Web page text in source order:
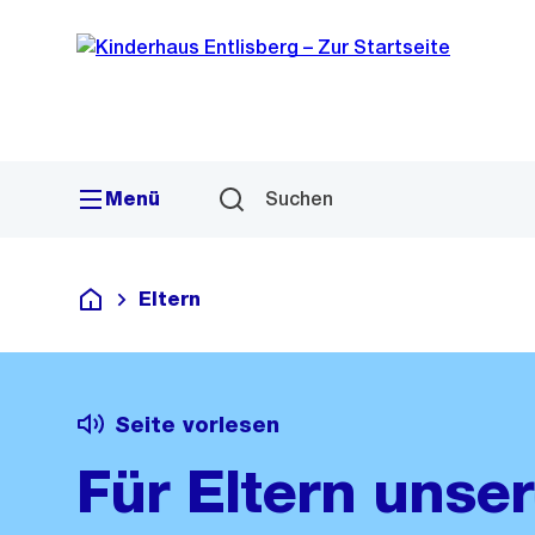
Navigation
Sprunglink
Menü Suchen
Kitas Kinderhaus Entlisberg
Eltern
Seite vorlesen
Für Eltern